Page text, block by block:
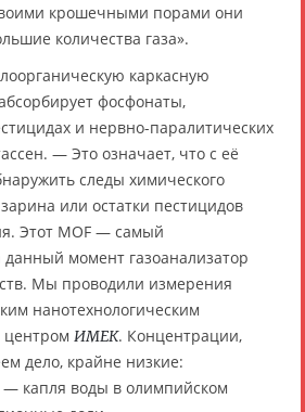
крошечными порами они
количества газа».
каркасную
фосфонаты,
и нервно-паралитических
— Это означает, что с её
следы химического
или остатки пестицидов
Этот MOF — самый
момент газоанализатор
Мы проводили измерения
нанотехнологическим
центром ИМЕК. Концентрации,
дело, крайне низкие:
капля воды в олимпийском